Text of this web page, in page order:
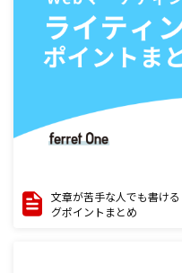
文章が苦手な人でも書け
グポイントまとめ